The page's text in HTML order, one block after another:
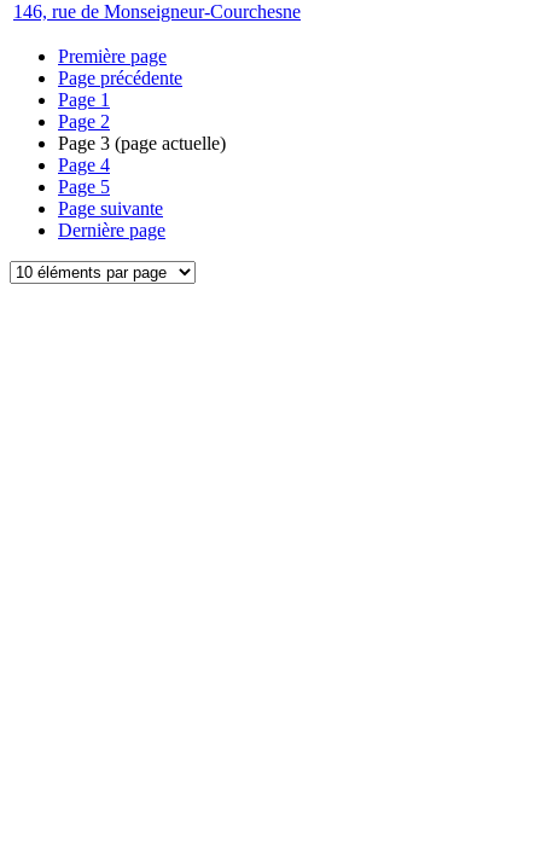
146, rue de Monseigneur-Courchesne
Première page
Page précédente
Page 1
Page 2
Page 3 (page actuelle)
Page 4
Page 5
Page suivante
Dernière page